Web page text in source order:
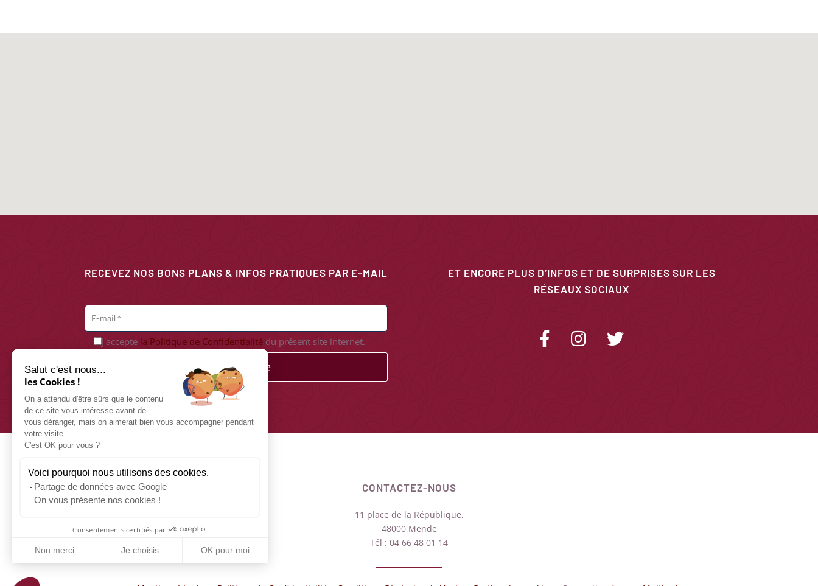
Salut c'est nous...
les Cookies !
On a attendu d'être sûrs que le contenu
de ce site vous intéresse avant de
vous déranger, mais on aimerait bien vous accompagner pendant
votre visite...
C'est OK pour vous ?
Voici pourquoi nous utilisons des cookies.
Partage de données avec Google
On vous présente nos cookies !
Consentements certifiés par
Non merci Je choisis OK pour moi
RECEVEZ NOS BONS PLANS & INFOS PRATIQUES PAR E-MAIL
J'accepte la Politique de Confidentialité du présent site internet.
Je m'abonne
ET ENCORE PLUS D’INFOS ET DE SURPRISES SUR LES
RÉSEAUX SOCIAUX
CONTACTEZ-NOUS
11 place de la République,
48000 Mende
Tél : 04 66 48 01 14